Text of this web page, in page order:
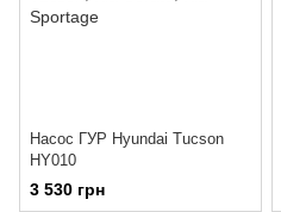
Насос ГУР Hyundai Tucson
HY010
3 530 грн